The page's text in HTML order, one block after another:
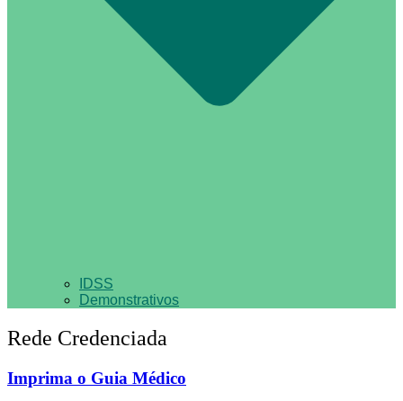
IDSS
Demonstrativos
Rede Credenciada
Imprima o Guia Médico